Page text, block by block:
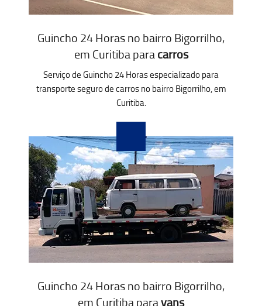
Guincho 24 Horas no bairro Bigorrilho,
em Curitiba paracarros
Serviço de Guincho 24 Horas especializado para
transporte seguro de carros no bairro Bigorrilho, em
Curitiba.
Guincho 24 Horas no bairro Bigorrilho,
em Curitiba paravans